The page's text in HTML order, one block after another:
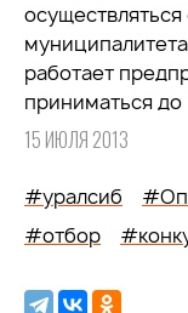
работает
приниматься до
15 ИЮЛЯ 2013
#уралсиб
#отбор